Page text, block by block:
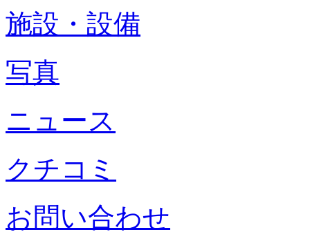
施設・設備
写真
ニュース
クチコミ
お問い合わせ